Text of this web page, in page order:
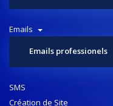
Emails
Emails professionels
SMS
Création de Site